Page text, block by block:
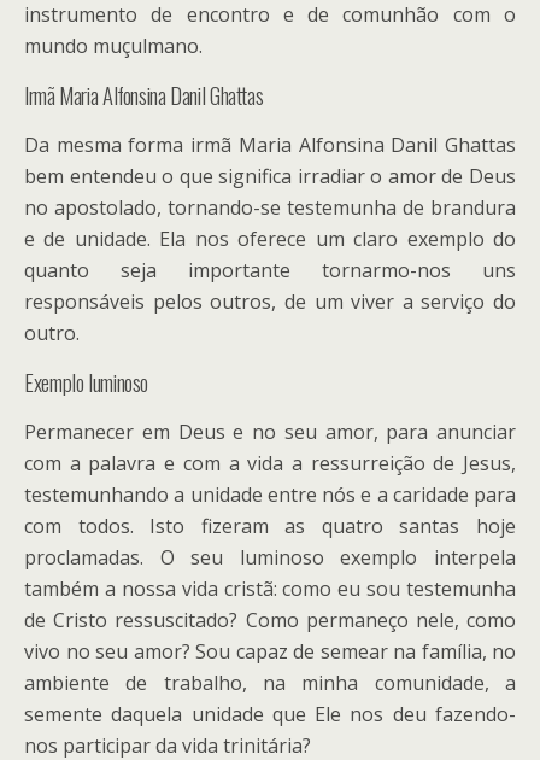
instrumento de encontro e de comunhão com o
mundo muçulmano.
Irmã Maria Alfonsina Danil Ghattas
Da mesma forma irmã Maria Alfonsina Danil Ghattas
bem entendeu o que significa irradiar o amor de Deus
no apostolado, tornando-se testemunha de brandura
e de unidade. Ela nos oferece um claro exemplo do
quanto seja importante tornarmo-nos uns
responsáveis pelos outros, de um viver a serviço do
outro.
Exemplo luminoso
Permanecer em Deus e no seu amor, para anunciar
com a palavra e com a vida a ressurreição de Jesus,
testemunhando a unidade entre nós e a caridade para
com todos. Isto fizeram as quatro santas hoje
proclamadas. O seu luminoso exemplo interpela
também a nossa vida cristã: como eu sou testemunha
de Cristo ressuscitado? Como permaneço nele, como
vivo no seu amor? Sou capaz de semear na família, no
ambiente de trabalho, na minha comunidade, a
semente daquela unidade que Ele nos deu fazendo-
nos participar da vida trinitária?